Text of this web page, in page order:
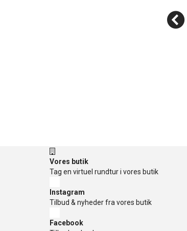
Vores butik
Tag en virtuel rundtur i vores butik
Instagram
Tilbud & nyheder fra vores butik
Facebook